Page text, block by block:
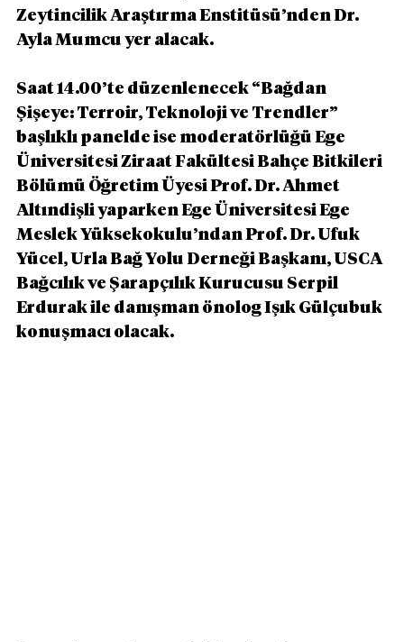
Zeytincilik Araştırma Enstitüsü’nden Dr.
Ayla Mumcu yer alacak.
Saat 14.00’te düzenlenecek “Bağdan
Şişeye: Terroir, Teknoloji ve Trendler”
başlıklı panelde ise moderatörlüğü Ege
Üniversitesi Ziraat Fakültesi Bahçe Bitkileri
Bölümü Öğretim Üyesi Prof. Dr. Ahmet
Altındişli yaparken Ege Üniversitesi Ege
Meslek Yüksekokulu’ndan Prof. Dr. Ufuk
Yücel, Urla Bağ Yolu Derneği Başkanı, USCA
Bağcılık ve Şarapçılık Kurucusu Serpil
Erdurak ile danışman önolog Işık Gülçubuk
konuşmacı olacak.